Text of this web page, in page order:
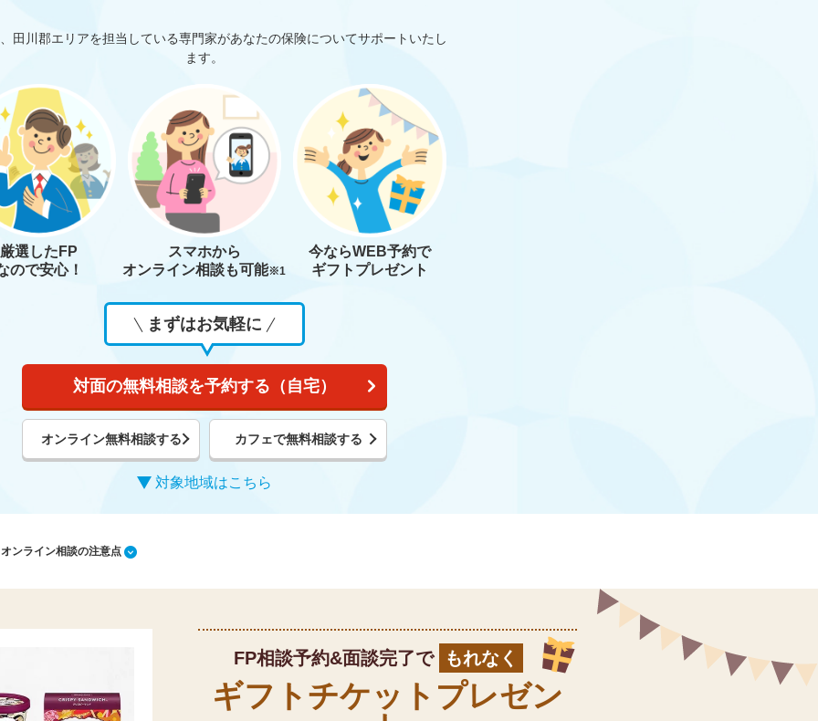
田川郡エリアを担当している専門家があなたの保険についてサポートいたし
ます。
厳選したFP
ので安心！
スマホから
オンライン相談も可能※1
今ならWEB予約で
ギフトプレゼント
まずはお気軽に
対面の無料相談を予約する（自宅）
オンライン無料相談する カフェで無料相談する
対象地域はこちら
ンライン相談の注意点
FP相談予約&面談完了で もれなく
ギフトチケット プレゼン